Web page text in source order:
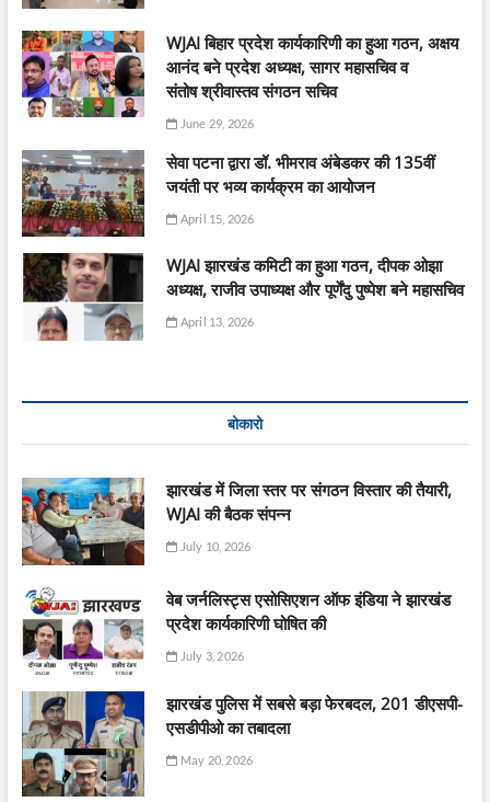
WJAI बिहार प्रदेश कार्यकारिणी का हुआ गठन, अक्षय
आनंद बने प्रदेश अध्यक्ष, सागर महासचिव व
संतोष श्रीवास्तव संगठन सचिव
June 29, 2026
सेवा पटना द्वारा डॉ. भीमराव अंबेडकर की 135वीं
जयंती पर भव्य कार्यक्रम का आयोजन
April 15, 2026
WJAI झारखंड कमिटी का हुआ गठन, दीपक ओझा
अध्यक्ष, राजीव उपाध्यक्ष और पूर्णेंदु पुष्पेश बने महासचिव
April 13, 2026
बोकारो
झारखंड में जिला स्तर पर संगठन विस्तार की तैयारी,
WJAI की बैठक संपन्न
July 10, 2026
वेब जर्नलिस्ट्स एसोसिएशन ऑफ इंडिया ने झारखंड
प्रदेश कार्यकारिणी घोषित की
July 3, 2026
झारखंड पुलिस में सबसे बड़ा फेरबदल, 201 डीएसपी-
एसडीपीओ का तबादला
May 20, 2026